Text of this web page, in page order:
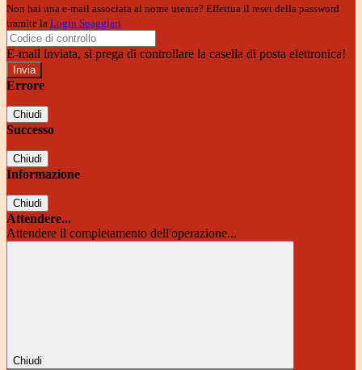
Non hai una e-mail associata al nome utente? Effettua il reset della password
tramite la Login Spaggiari
E-mail inviata, si prega di controllare la casella di posta elettronica!
Errore
Chiudi
Successo
Chiudi
Informazione
Chiudi
Attendere...
Attendere il completamento dell'operazione...
Chiudi